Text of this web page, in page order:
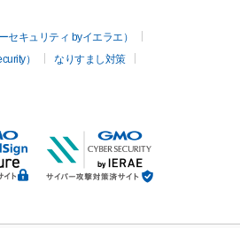
セキュリティ byイエラエ）
）
なりすまし対策